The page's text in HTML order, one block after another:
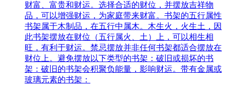
财富、富贵和财运。选择合适的财位，并摆放吉祥物
品，可以增强财运，为家庭带来财富。书架的五行属性
书架属于木制品，在五行中属木。木生火，火生土，因
此书架摆放在财位（五行属火、土）上，可以相生相
旺，有利于财运。禁忌摆放并非任何书架都适合摆放在
财位上。避免摆放以下类型的书架：破旧或损坏的书
架：破旧的书架会积聚负能量，影响财运。带有金属或
玻璃元素的书架：